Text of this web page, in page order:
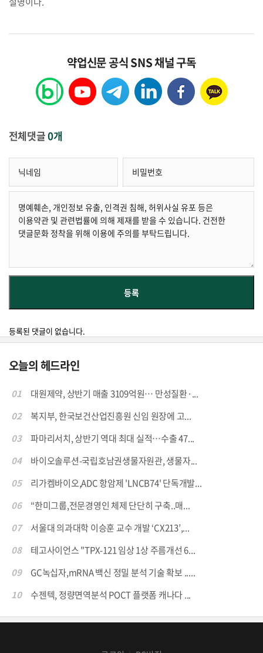
약업신문 공식 SNS 채널 구독
전체댓글0개
등록된 댓글이 없습니다.
오늘의 헤드라인
01
대원제약, 상반기 매출 3109억원… 만성질환·...
02
복지부, 한국보건산업진흥원 신임 원장에 고...
03
파마리서치, 상반기 역대 최대 실적…수출 47...
04
바이오솔루션-국립호남권생물자원관, 생물자...
05
리가켐바이오,ADC 항암제 'LNCB74' 단독개발...
06
“한미그룹,전문경영인 체제 단단히 구축..매...
07
서울대 의과대학 이승훈 교수 개발 ‘CX213’,...
08
테고사이언스 "TPX-121 임상 1상 주름개선 6...
09
GC녹십자,mRNA 백신 정밀 분석 기술 확보 .....
10
수젠텍, 정량면역분석 POCT 플랫폼 캐나다 ...